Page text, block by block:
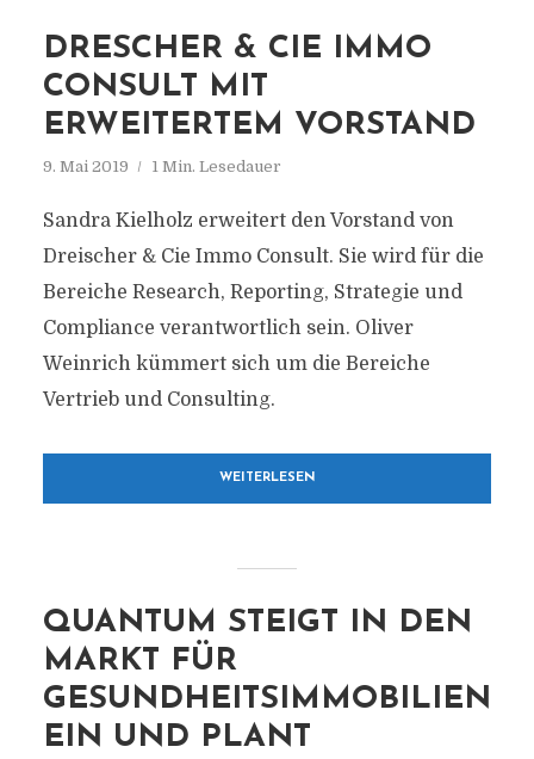
DRESCHER & CIE IMMO
CONSULT MIT
ERWEITERTEM VORSTAND
9. Mai 2019 1 Min. Lesedauer
Sandra Kielholz erweitert den Vorstand von
Dreischer & Cie Immo Consult. Sie wird für die
Bereiche Research, Reporting, Strategie und
Compliance verantwortlich sein. Oliver
Weinrich kümmert sich um die Bereiche
Vertrieb und Consulting.
WEITERLESEN
QUANTUM STEIGT IN DEN
MARKT FÜR
GESUNDHEITSIMMOBILIEN
EIN UND PLANT